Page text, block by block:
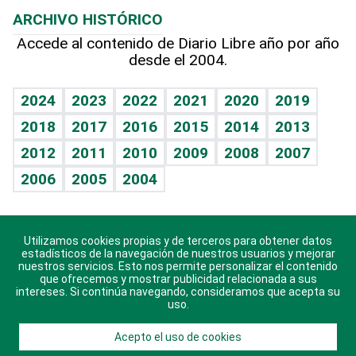
Hablando con el pediatra
Vida y familia
Eñe
Celebrando la vida
Sin complejos
En pocas palabras
Escuchando al corazón
Economía Personal
Línea de hit
TBT Deportivo
Hecho en casa
Guía del dinero
Cumpleaños
Horóscopos
Crucigramas
ARCHIVO HISTÓRICO
Accede al contenido de Diario Libre año por año
desde el 2004.
2024 2023 2022 2021 2020
2019
2018
2017 2016 2015 2014
2013
2012
2011 2010 2009 2008
2007
2006
2005 2004
Descarga nuestras aplicaciones para Android, iOS y
sistema Huawei.
© 2021 Diario Libre, todos los derechos reservados.
Utilizamos cookies propias y de terceros para obtener datos
estadísticos de la navegación de nuestros usuarios y mejorar
nuestros servicios. Esto nos permite personalizar el contenido
que ofrecemos y mostrar publicidad relacionada a sus
intereses. Si continúa navegando, consideramos que acepta su
uso.
Acepto el uso de cookies